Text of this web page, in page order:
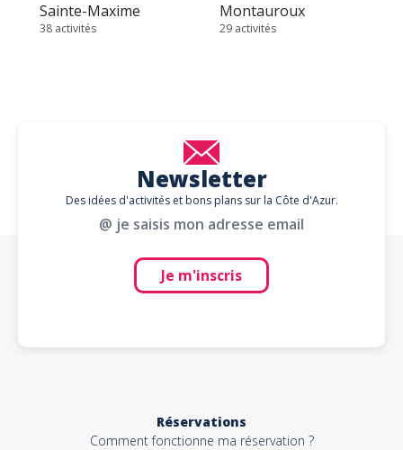
Sainte-Maxime
38 activités
Montauroux
29 activités
Newsletter
Des idées d'activités et bons plans sur la Côte d'Azur.
@ je saisis mon adresse email
Je m'inscris
Réservations
Comment fonctionne ma réservation ?